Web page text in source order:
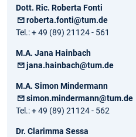
Dott. Ric. Roberta Fonti
roberta.fonti@tum.de
Tel.: + 49 (89) 21124 - 561
M.A. Jana Hainbach
jana.hainbach@tum.de
M.A. Simon Mindermann
simon.mindermann@tum.de
Tel.: + 49 (89) 21124 - 562
Dr. Clarimma Sessa